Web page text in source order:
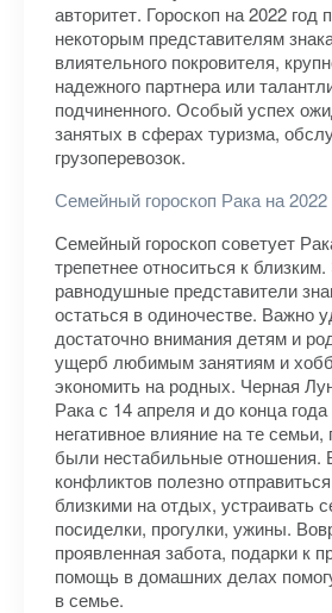
авторитет. Гороскоп на 2022 год
некоторым представителям
влиятельного покровителя,
надежного партнера или
подчиненного. Особый успех
занятых в сферах туризма,
грузоперевозок.
Семейный гороскоп Рака на 2022
Семейный гороскоп советует
трепетнее относиться к
равнодушные представители
остаться в одиночестве. Важно
достаточно внимания детям и
ущерб любимым занятиям и
экономить на родных. Черная
Рака с 14 апреля и до конца
негативное влияние на те семьи,
были нестабильные отношения.
конфликтов полезно
близкими на отдых, устраивать
посиделки, прогулки, ужины.
проявленная забота, подарки к
помощь в домашних делах
в семье.